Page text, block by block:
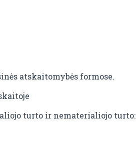
atskaitomybės formose.
turto ir nematerialiojo turto: